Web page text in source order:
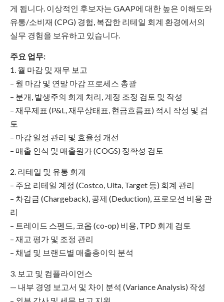
게 됩니다. 이상적인 후보자는 GAAP에 대한 높은 이해도와
유통/소비재 (CPG) 경험, 복잡한 리테일 회계 환경에서의
실무 경험을 보유하고 있습니다.
주요 업무:
1. 월 마감 및 재무 보고
– 월 마감 및 연말 마감 프로세스 총괄
– 분개, 발생주의 회계 처리, 계정 조정 검토 및 작성
– 재무제표 (P&L, 재무상태표, 현금흐름표) 적시 작성 및 검
토
– 마감 일정 관리 및 효율성 개선
– 매출 인식 및 매출원가 (COGS) 정확성 검토
2. 리테일 및 유통 회계
– 주요 리테일 계정 (Costco, Ulta, Target 등) 회계 관리
– 차감금 (Chargeback), 공제 (Deduction), 프로모션 비용 관
리
– 트레이드 스펜드, 코옵 (co-op) 비용, TPD 회계 검토
– 재고 평가 및 조정 관리
– 채널 및 브랜드별 매출총이익 분석
3. 보고 및 컴플라이언스
— 내부 경영 보고서 및 차이 분석 (Variance Analysis) 작성